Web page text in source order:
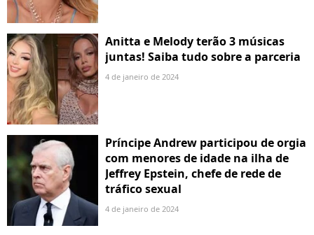
Anitta e Melody terão 3 músicas
juntas! Saiba tudo sobre a parceria
4 de janeiro de 2024
Príncipe Andrew participou de orgia
com menores de idade na ilha de
Jeffrey Epstein, chefe de rede de
tráfico sexual
4 de janeiro de 2024